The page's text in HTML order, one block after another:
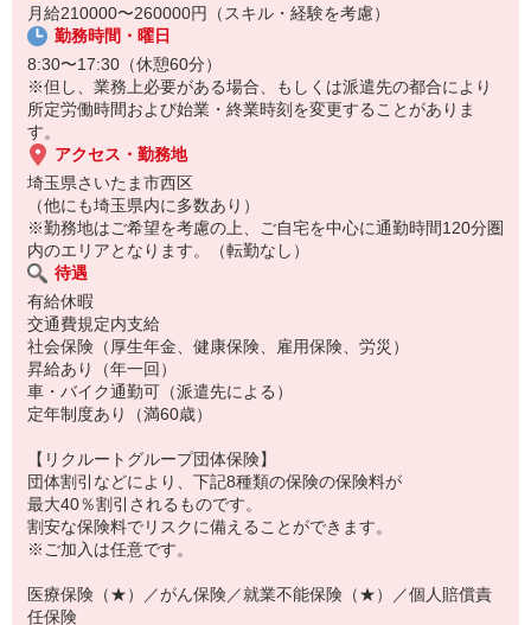
業所へ派遣となります。
月給210000〜260000円（スキル・経験を考慮）
勤務時間・曜日
8:30〜17:30（休憩60分）
※但し、業務上必要がある場合、もしくは派遣先の都合により
所定労働時間および始業・終業時刻を変更することがありま
す。
アクセス・勤務地
埼玉県さいたま市西区
（他にも埼玉県内に多数あり）
※勤務地はご希望を考慮の上、ご自宅を中心に通勤時間120分圏
内のエリアとなります。（転勤なし）
待遇
有給休暇
交通費規定内支給
社会保険（厚生年金、健康保険、雇用保険、労災）
昇給あり（年一回）
車・バイク通勤可（派遣先による）
定年制度あり（満60歳）
【リクルートグループ団体保険】
団体割引などにより、下記8種類の保険の保険料が
最大40％割引されるものです。
割安な保険料でリスクに備えることができます。
※ご加入は任意です。
医療保険（★）／がん保険／就業不能保険（★）／個人賠償責
任保険